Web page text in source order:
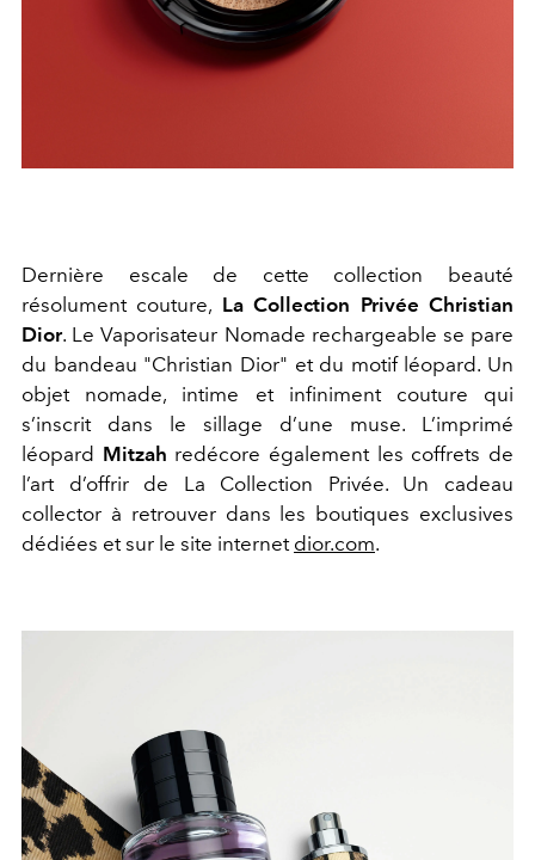
Dernière escale de cette collection beauté
résolument couture, La Collection Privée Christian
Dior. Le Vaporisateur Nomade rechargeable se pare
du bandeau "Christian Dior" et du motif léopard. Un
objet nomade, intime et infiniment couture qui
s’inscrit dans le sillage d’une muse. L’imprimé
léopard Mitzah redécore également les coffrets de
l’art d’offrir de La Collection Privée. Un cadeau
collector à retrouver dans les boutiques exclusives
dédiées et sur le site internet dior.com.